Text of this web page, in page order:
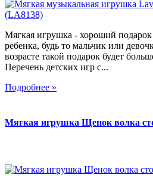
Мягкая игрушка - хороший подарок
ребенка, будь то мальчик или
возрасте такой подарок будет
Перечень детских игр с...
Подробнее »
Мягкая игрушка Щенок волка